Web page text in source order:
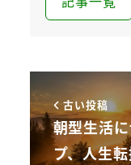
古い投稿
朝型生活
プ、人生